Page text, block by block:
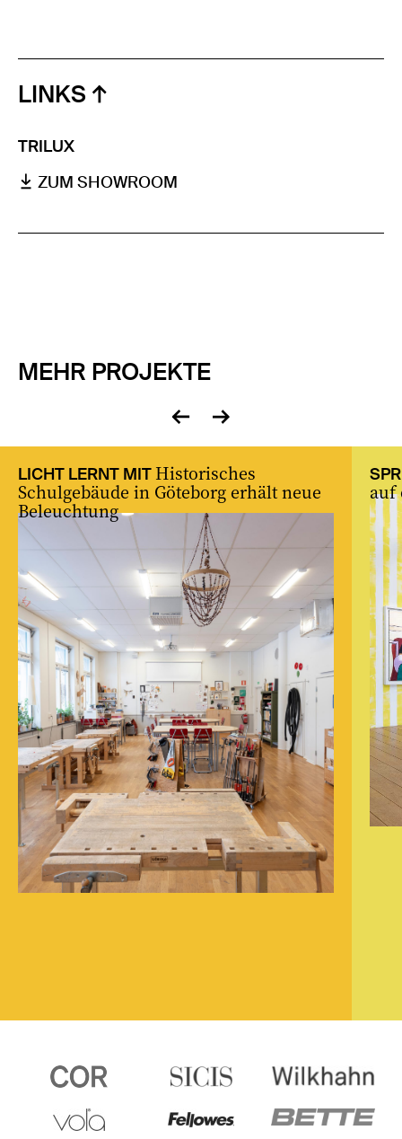
LINKS
TRILUX
ZUM SHOWROOM
MEHR PROJEKTE
zurück
vor
LICHT LERNT MIT Historisches
Schulgebäude in Göteborg erhält neue
Beleuchtung
auf